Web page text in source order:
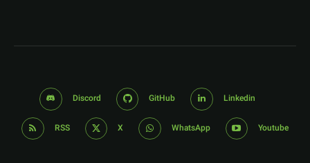
Discord GitHub Linkedin
RSS X WhatsApp Youtube